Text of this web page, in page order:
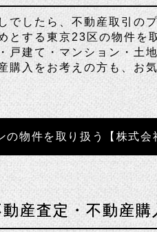
でしたら、不動産取引の
とする東京23区の物件を
戸建て・マンション・土
購入をお考えの方も、お
の物件を取り扱う【株式
産査定・不動産